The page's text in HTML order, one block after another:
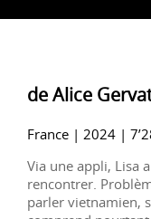
de Alice
France | 2024 |
Via une appli, Lisa
rencontrer.
parler vietnamien,